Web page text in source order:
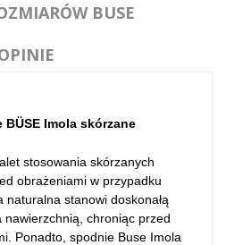
BUSE
Imola skórzane
stosowania skórzanych
obrażeniami w przypadku
stanowi doskonałą
nawierzchnią, chroniąc przed
Ponadto, spodnie Buse Imola